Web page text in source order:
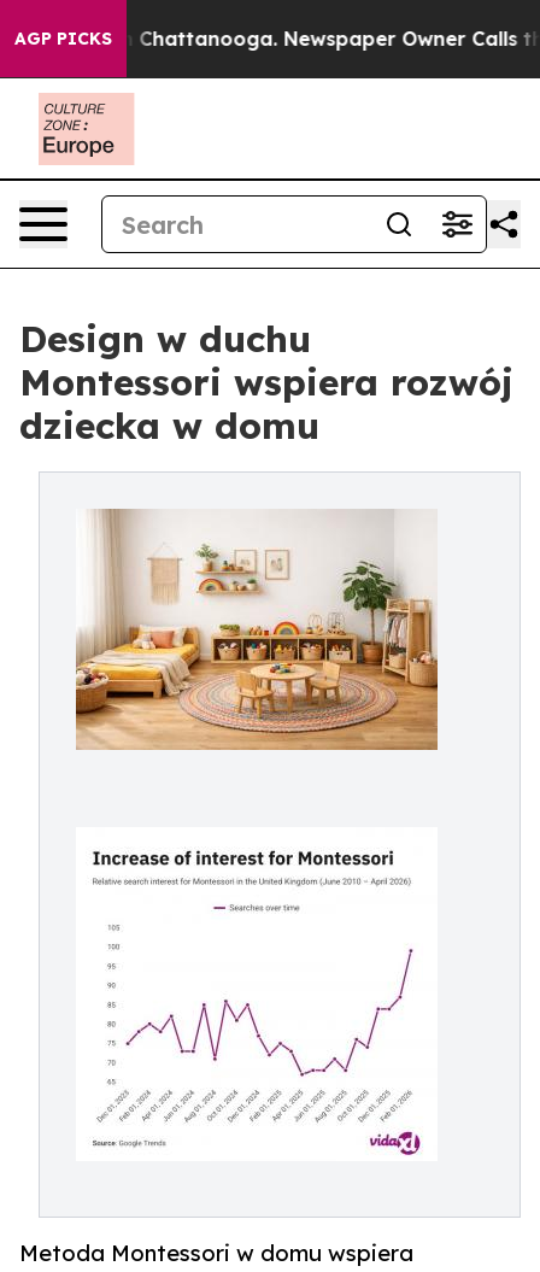
AGP PICKSin Chattanooga. Newspaper Owner Calls the
Design w duchu
Montessori wspiera rozwój
dziecka w domu
Metoda Montessori w domu wspiera